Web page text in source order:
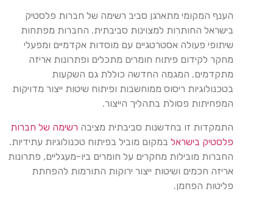
הענף המקומי מתארגן סביב רשימה של חברות פלסטיק
בישראל החותרות למצוינות סביבתית. החברות מפתחות
שיתופי פעולה אסטרטגיים עם מוסדות אקדמיים ומפעלי
מחקר לקידום פיתוח חומרים מתכלים ופתרונות אריזה
מתקדמים. המגמה החדשה כוללת גם השקעות
בטכנולוגיות ריסוס ממוחשבות ופיתוח שיטות ייצור מדויקות
המפחיתות פסולת בתהליך הייצור.
התמקדות זו בחדשנות סביבתית מציבה רשימה של חברות
פלסטיק בישראל במקום מוביל בפיתוח טכנולוגיות עתידיות.
החברות מובילות מחקרים על חומרים ביו-מעגליים, פתרונות
אריזה חכמים ושיטות ייצור ירוקות התורמות להפחתת
פליטות הפחמן.